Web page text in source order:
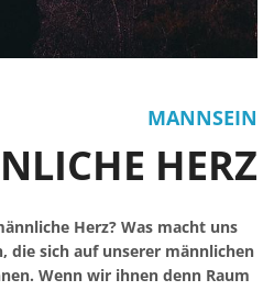
MANNSEIN
HERZ
Herz? Was macht uns
die sich auf unserer männlichen
Wenn wir ihnen denn Raum